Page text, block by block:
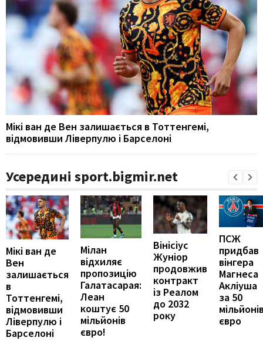
Мікі ван де Вен залишається в Тоттенгемі,
відмовивши Ліверпулю і Барселоні
Усередині sport.bigmir.net
Мікі ван де
Вен
залишається
в
Тоттенгемі,
відмовивши
Ліверпулю і
Барселоні
Мілан
відхиляє
пропозицію
Галатасарая:
Леан
коштує 50
мільйонів
євро!
Вінісіус
Жуніор
продовжив
контракт
із Реалом
до 2032
року
ПСЖ
придбав
вінгера
Магнеса
Акліуша
за 50
євро